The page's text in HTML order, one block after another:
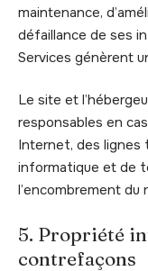
maintenance,
défaillance de ses
Services génèrent
Le site et
responsables en
Internet, des lignes
informatique et de
l’encombrement du
5. Propriété
contrefaçons